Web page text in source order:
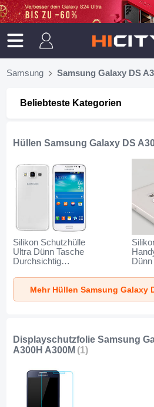
Samsung Samsung Galaxy DS
Beliebteste Kategorien
Hüllen Samsung Galaxy DS
Silikon Schutzhülle
Ultra Dünn Tasche
Durchsichtig
Samsung Galaxy
DS A300G A300H
A300M Klar
DS
Displayschutzfolie Samsung
A300H A300M (1)